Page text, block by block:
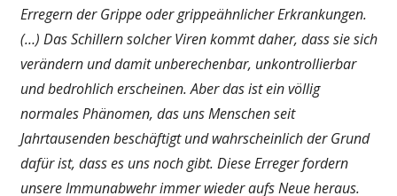
Erregern der Grippe oder grippeähnlicher Erkrankungen.
(…) Das Schillern solcher Viren kommt daher, dass sie sich
verändern und damit unberechenbar, unkontrollierbar
und bedrohlich erscheinen. Aber das ist ein völlig
normales Phänomen, das uns Menschen seit
Jahrtausenden beschäftigt und wahrscheinlich der Grund
dafür ist, dass es uns noch gibt. Diese Erreger fordern
unsere Immunabwehr immer wieder aufs Neue heraus.